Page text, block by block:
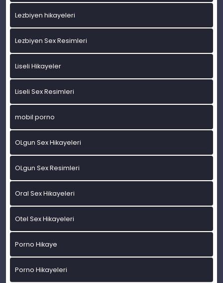
Lezbiyen hikayeleri
Lezbiyen Sex Resimleri
Liseli Hikayeler
Liseli Sex Resimleri
mobil porno
OLgun Sex Hikayeleri
OLgun Sex Resimleri
Oral Sex Hikayeleri
Otel Sex Hikayeleri
Porno Hikaye
Porno Hikayeleri